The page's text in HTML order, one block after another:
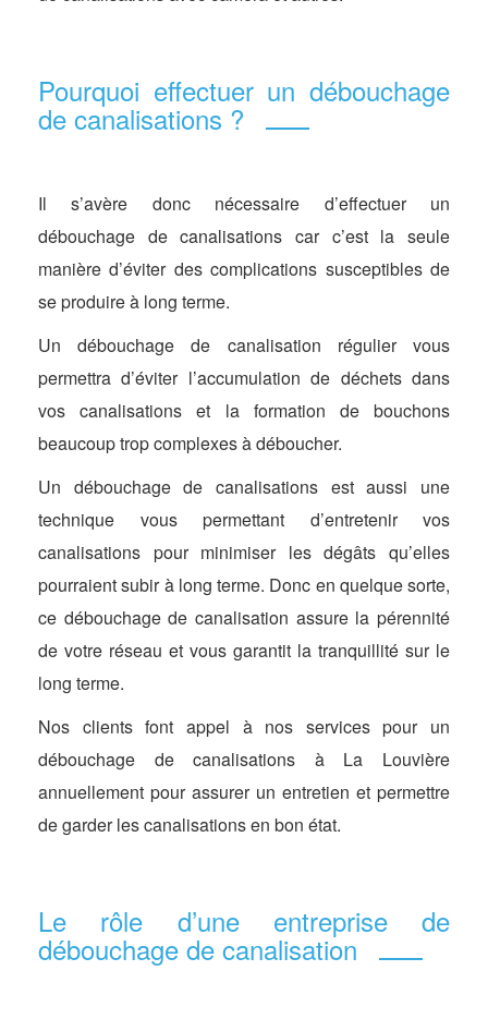
Pourquoi effectuer un débouchage
de canalisations ?
Il s’avère donc nécessaire d’effectuer un
débouchage de canalisations car c’est la seule
manière d’éviter des complications susceptibles de
se produire à long terme.
Un débouchage de canalisation régulier vous
permettra d’éviter l’accumulation de déchets dans
vos canalisations et la formation de bouchons
beaucoup trop complexes à déboucher.
Un débouchage de canalisations est aussi une
technique vous permettant d’entretenir vos
canalisations pour minimiser les dégâts qu’elles
pourraient subir à long terme. Donc en quelque sorte,
ce débouchage de canalisation assure la pérennité
de votre réseau et vous garantit la tranquillité sur le
long terme.
Nos clients font appel à nos services pour un
débouchage de canalisations à La Louvière
annuellement pour assurer un entretien et permettre
de garder les canalisations en bon état.
Le rôle d’une entreprise de
débouchage de canalisation